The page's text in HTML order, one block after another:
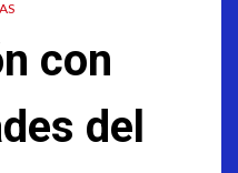
con
del